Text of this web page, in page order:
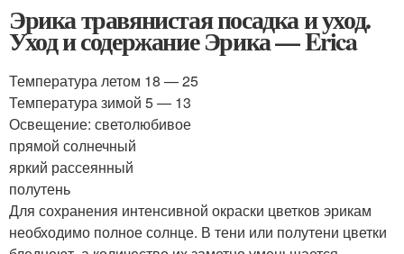
Эрика травянистая посадка и уход.
Уход и содержание Эрика — Erica
Температура летом 18 — 25
Температура зимой 5 — 13
Освещение: светолюбивое
прямой солнечный
яркий рассеянный
полутень
Для сохранения интенсивной окраски цветков эрикам
необходимо полное солнце. В тени или полутени цветки